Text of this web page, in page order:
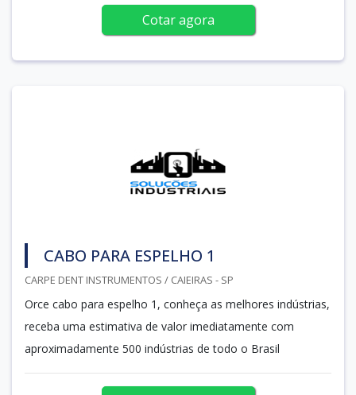
Cotar agora
CABO PARA ESPELHO 1
CARPE DENT INSTRUMENTOS / CAIEIRAS - SP
Orce cabo para espelho 1, conheça as melhores indústrias,
receba uma estimativa de valor imediatamente com
aproximadamente 500 indústrias de todo o Brasil